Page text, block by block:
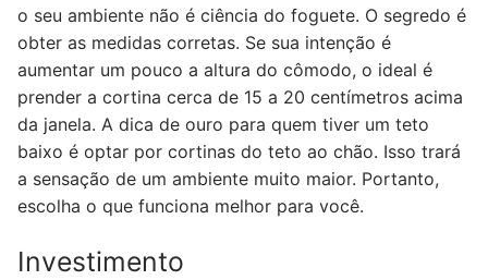
o seu ambiente não é ciência do foguete. O segredo é
obter as medidas corretas. Se sua intenção é
aumentar um pouco a altura do cômodo, o ideal é
prender a cortina cerca de 15 a 20 centímetros acima
da janela. A dica de ouro para quem tiver um teto
baixo é optar por cortinas do teto ao chão. Isso trará
a sensação de um ambiente muito maior. Portanto,
escolha o que funciona melhor para você.
Investimento